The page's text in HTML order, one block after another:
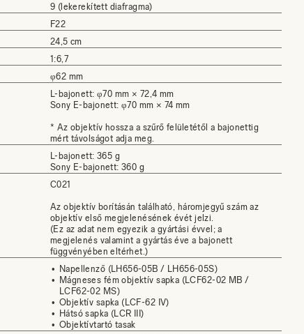
9 (lekerekített diafragma)
F22
24,5 cm
1:6,7
φ62 mm
L-bajonett: φ70 mm × 72,4 mm
Sony E-bajonett: φ70 mm × 74 mm
* Az objektív hossza a szűrő felületétől a bajonettig
mért távolságot adja meg.
L-bajonett: 365 g
Sony E-bajonett: 360 g
C021
Az objektív borításán található, háromjegyű szám az
objektív első megjelenésének évét jelzi.
(Ez az adat nem egyezik a gyártási évvel; a
megjelenés valamint a gyártás éve a bajonett
függvényében eltérhet.)
Napellenző (LH656-05B / LH656-05S)
Mágneses fém objektív sapka (LCF62-02 MB /
LCF62-02 MS)
Objektív sapka (LCF-62 IV)
Hátsó sapka (LCR III)
Objektívtartó tasak